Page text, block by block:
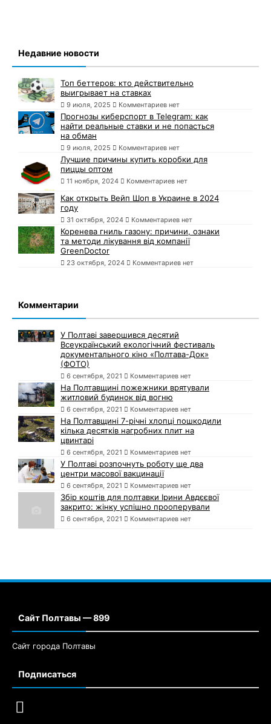
Недавние новости
Топ беттеров: кто действительно
выигрывает на ставках
9 июля, 2025 Комментариев нет
Прогнозы киберспорт в Telegram: как
найти реальные ставки и не попасться
на обман
9 июля, 2025 Комментариев нет
Лучшие причины купить коробки для
пиццы оптом
11 ноября, 2024 Комментариев нет
Как открыть Вейп Шоп в Украине в 2024
году
31 октября, 2024 Комментариев нет
Коренева гниль газону: причини, ознаки
та методи лікування від компанії
GreenDoctor
23 октября, 2024 Комментариев нет
Комментарии
У Полтаві завершився десятий
Всеукраїнський екологічний фестиваль
документального кіно «Полтава-Док»
(ФОТО)
6 сентября, 2021 Комментариев нет
На Полтавщині пожежники врятували
житловий будинок від вогню
6 сентября, 2021 Комментариев нет
На Полтавщині 7-річні хлопці пошкодили
кілька десятків нагробних плит на
цвинтарі
6 сентября, 2021 Комментариев нет
У Полтаві розпочнуть роботу ще два
центри масової вакцинації
6 сентября, 2021 Комментариев нет
Збір коштів для полтавки Ірини Авдєєвої
закрито: жінку успішно прооперували
6 сентября, 2021 Комментариев нет
Сайт Полтавы — 899
Сайт города Полтавы
Подписаться